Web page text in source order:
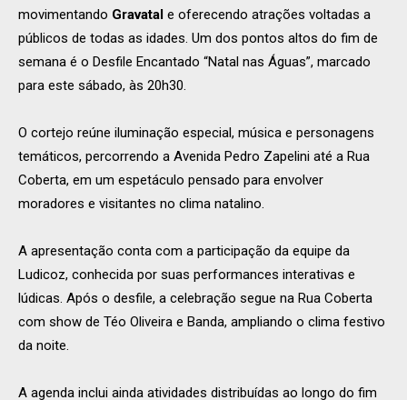
movimentando Gravatal e oferecendo atrações voltadas a
públicos de todas as idades. Um dos pontos altos do fim de
semana é o Desfile Encantado “Natal nas Águas”, marcado
para este sábado, às 20h30.
O cortejo reúne iluminação especial, música e personagens
temáticos, percorrendo a Avenida Pedro Zapelini até a Rua
Coberta, em um espetáculo pensado para envolver
moradores e visitantes no clima natalino.
A apresentação conta com a participação da equipe da
Ludicoz, conhecida por suas performances interativas e
lúdicas. Após o desfile, a celebração segue na Rua Coberta
com show de Téo Oliveira e Banda, ampliando o clima festivo
da noite.
A agenda inclui ainda atividades distribuídas ao longo do fim